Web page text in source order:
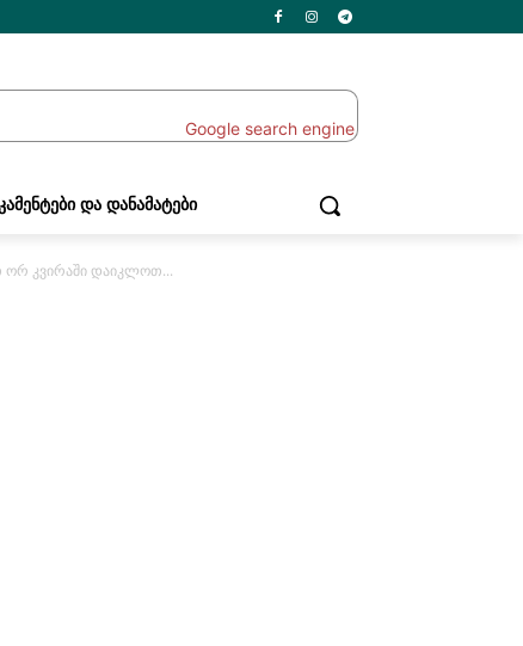
ᲓᲐ ᲓᲐᲜᲐᲛᲐᲢᲔᲑᲘ
ორ კვირაში დაიკლოთ...